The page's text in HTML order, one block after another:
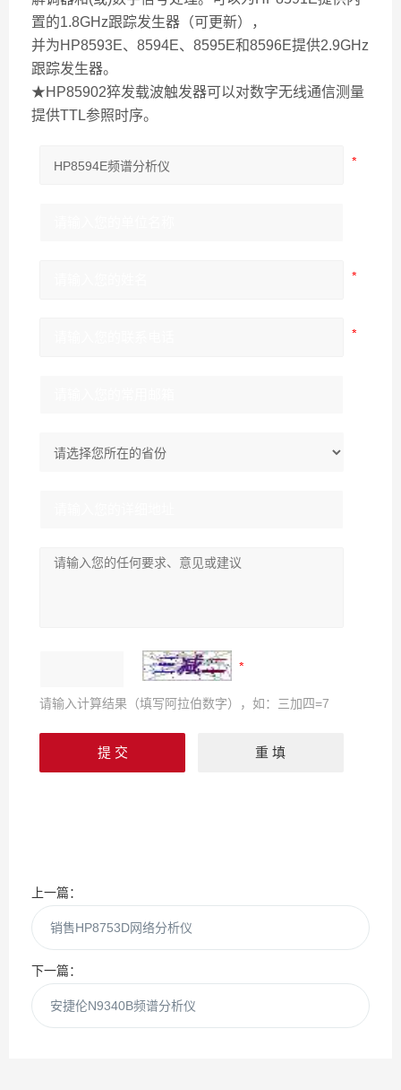
置的1.8GHz跟踪发生器（可更新），
并为HP8593E、8594E、8595E和8596E提供2.9GHz
跟踪发生器。
★HP85902猝发载波触发器可以对数字无线通信测量
提供TTL参照时序。
请输入计算结果（填写阿拉伯数字），如：三加四=7
上一篇：
销售HP8753D网络分析仪
下一篇：
安捷伦N9340B频谱分析仪